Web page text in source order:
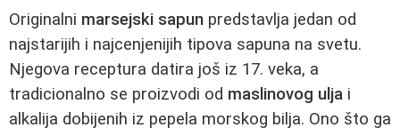
Originalni marsejski sapun predstavlja jedan od
najstarijih i najcenjenijih tipova sapuna na svetu.
Njegova receptura datira još iz 17. veka, a
tradicionalno se proizvodi od maslinovog ulja i
alkalija dobijenih iz pepela morskog bilja. Ono što ga